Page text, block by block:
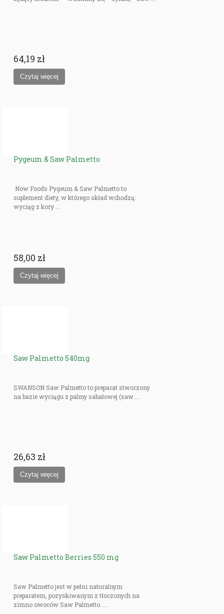
64,19 zł
Pygeum & Saw Palmetto
Now Foods Pygeum & Saw Palmetto to
suplement diety, w którego skład wchodzą:
wyciąg z kory ...
58,00 zł
Saw Palmetto 540mg
SWANSON Saw Palmetto to preparat stworzony
na bazie wyciągu z palmy sabałowej (saw ...
26,63 zł
Saw Palmetto Berries 550 mg
Saw Palmetto jest w pełni naturalnym
preparatem, pozyskiwanym z tłoczonych na
zimno owoców Saw Palmetto. ...